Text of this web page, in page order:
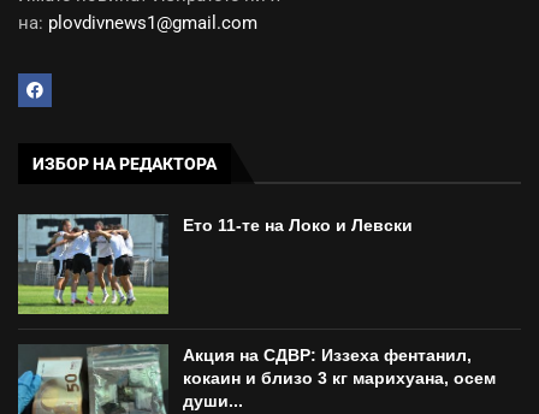
на: plovdivnews1@gmail.com
ИЗБОР НА РЕДАКТОРА
Ето 11-те на Локо и Левски
Акция на СДВР: Иззеха фентанил,
кокаин и близо 3 кг марихуана, осем
души...